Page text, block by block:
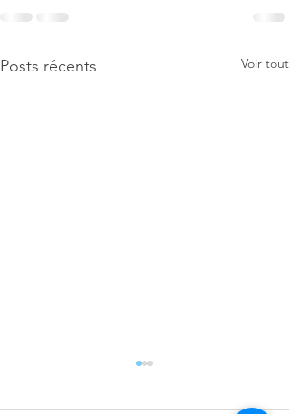
Posts récents Voir tout